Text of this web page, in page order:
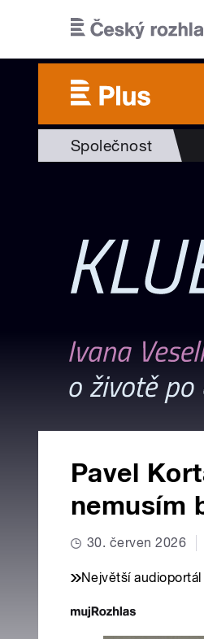
Společnost
Pavel
nemusím
30. červen 2026
Největší